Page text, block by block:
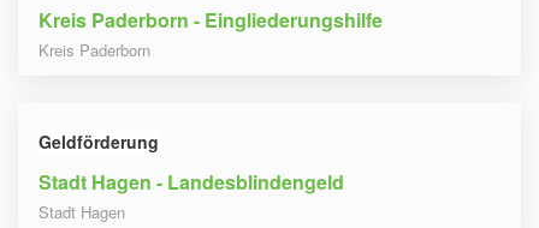
Kreis Paderborn - Eingliederungshilfe
Kreis Paderborn
Geldförderung
Stadt Hagen - Landesblindengeld
Stadt Hagen